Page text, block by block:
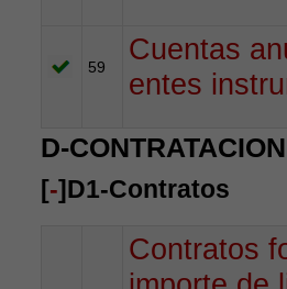
59
Cuentas
entes
D-
[-]D1-Contratos
Contratos